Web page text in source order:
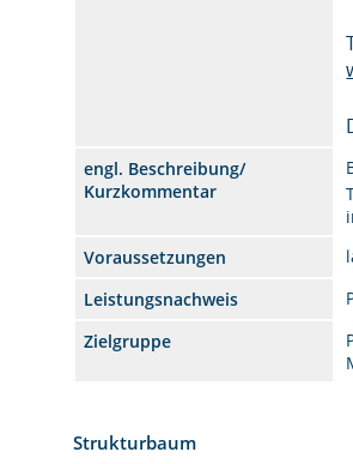
engl. Beschreibung/
Kurzkommentar
Voraussetzungen
Leistungsnachweis
Zielgruppe
Strukturbaum